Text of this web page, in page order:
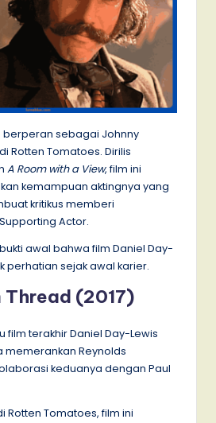
berperan sebagai Johnny
Rotten Tomatoes. Dirilis
A Room with a View, film ini
kemampuan aktingnya yang
kritikus memberi
Actor.
awal bahwa film Daniel Day-
perhatian sejak awal karier.
Thread (2017)
film terakhir Daniel Day-Lewis
memerankan Reynolds
keduanya dengan Paul
Rotten Tomatoes, film ini